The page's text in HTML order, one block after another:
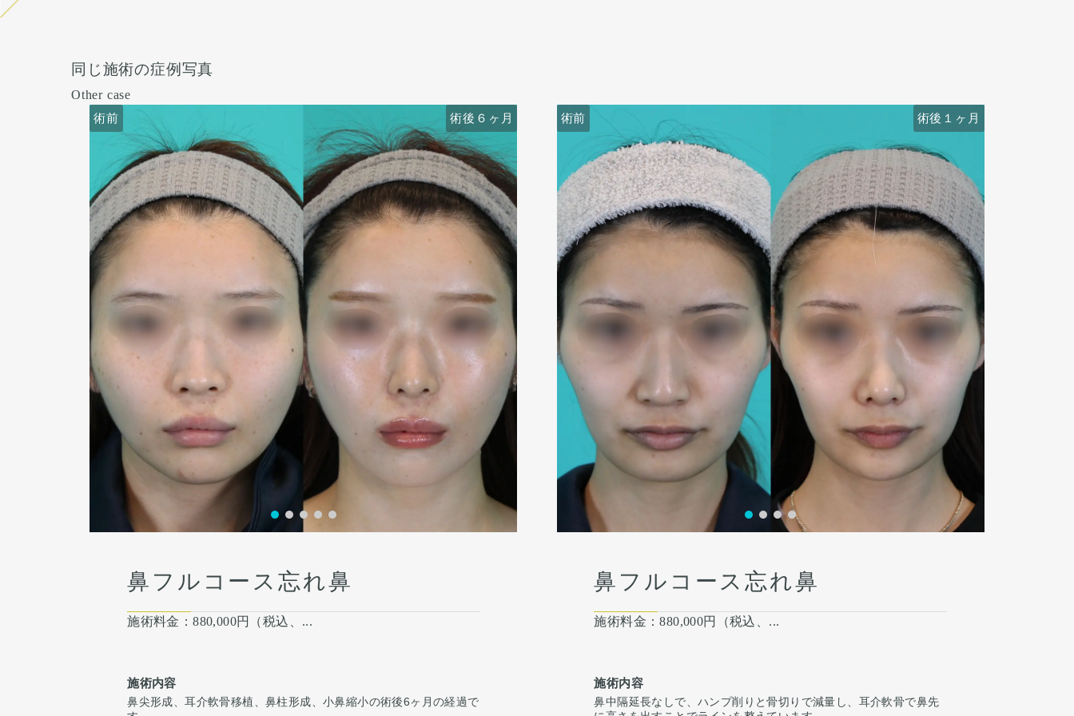
同じ施術の症例写真
Other case
術前 術後６ヶ月 術後６ヶ月 術前
鼻フルコース忘れ鼻
施術料金：880,000円（税込、...
施術内容
鼻尖形成、耳介軟骨移植、鼻柱形成、小鼻縮小の術後6ヶ月の経過で
術後１ヶ月
術前 術後１ヶ月
鼻フルコース忘れ鼻
施術料金：880,000円（税込、...
施術内容
鼻中隔延長なしで、ハンプ削りと骨切りで減量し、耳介軟骨で鼻先